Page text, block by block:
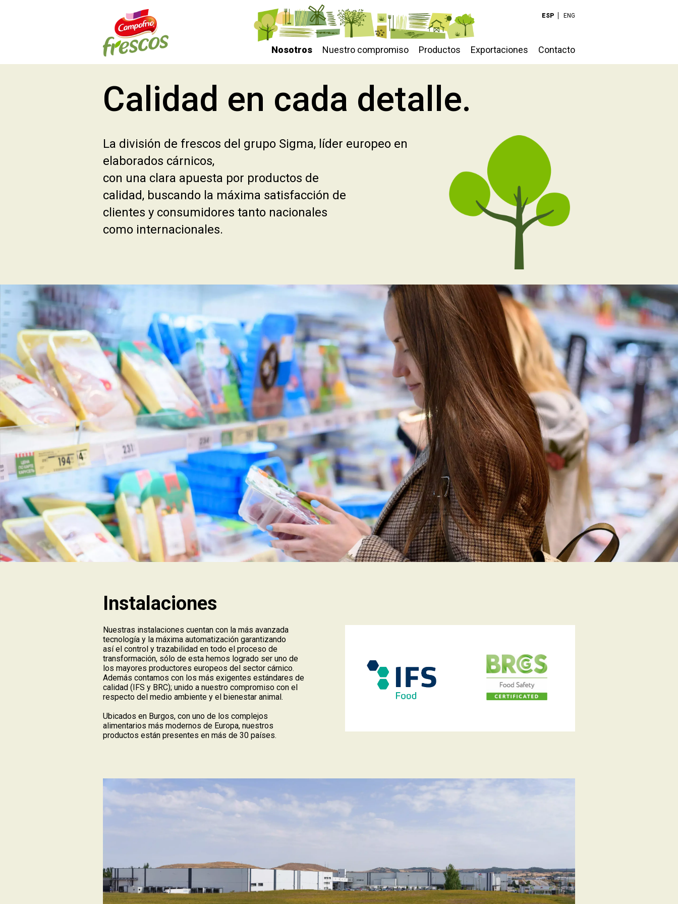
ESP ENG
Nosotros Nuestro compromiso Productos Exportaciones Contacto
Calidad en cada detalle.
La división de frescos del grupo Sigma, líder europeo en
elaborados cárnicos,
con una clara apuesta por productos de
calidad, buscando la máxima satisfacción de
clientes y consumidores tanto nacionales
como internacionales.
Instalaciones
Nuestras instalaciones cuentan con la más avanzada
tecnología y la máxima automatización garantizando
así el control y trazabilidad en todo el proceso de
transformación, sólo de esta hemos logrado ser uno de
los mayores productores europeos del sector cárnico.
Además contamos con los más exigentes estándares de
calidad (IFS y BRC); unido a nuestro compromiso con el
respecto del medio ambiente y el bienestar animal.
Ubicados en Burgos, con uno de los complejos
alimentarios más modernos de Europa, nuestros
productos están presentes en más de 30 países.